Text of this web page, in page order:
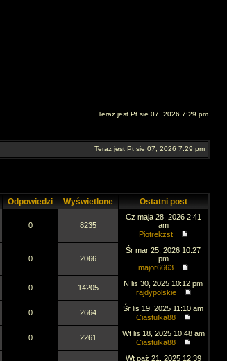
Teraz jest Pt sie 07, 2026 7:29 pm
Teraz jest Pt sie 07, 2026 7:29 pm
Odpowiedzi Wyświetlone Ostatni post
0 8235
Cz maja 28, 2026 2:41
am
Piotrekzst
0 2066
Śr mar 25, 2026 10:27
pm
major6663
0 14205
N lis 30, 2025 10:12 pm
rajdypolskie
0 2664
Śr lis 19, 2025 11:10 am
Ciastulka88
0 2261
Wt lis 18, 2025 10:48 am
Ciastulka88
Wt paź 21, 2025 12:39